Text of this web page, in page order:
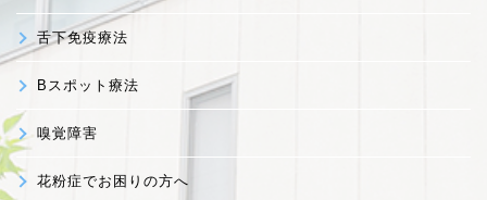
舌下免疫療法
Bスポット療法
嗅覚障害
花粉症でお困りの方へ